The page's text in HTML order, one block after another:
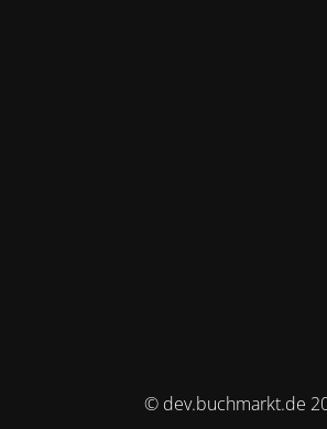
© dev.buchmarkt.de